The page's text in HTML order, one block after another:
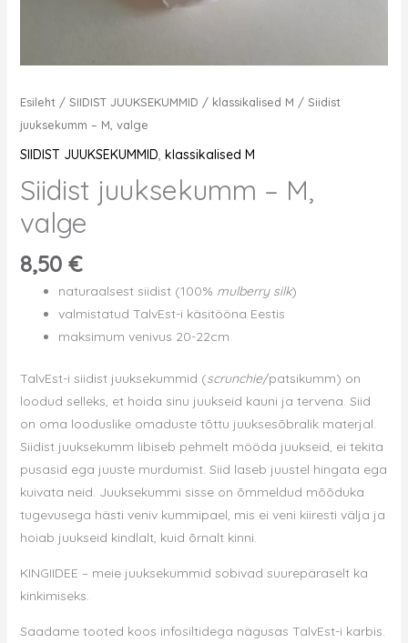
Esileht/ SIIDIST JUUKSEKUMMID / klassikalised M / Siidist
juuksekumm – M, valge
SIIDIST JUUKSEKUMMID, klassikalised M
Siidist juuksekumm – M,
valge
8,50 €
naturaalsest siidist (100% mulberry silk)
valmistatud TalvEst-i käsitööna Eestis
maksimum venivus 20-22cm
TalvEst-i siidist juuksekummid (scrunchie/patsikumm) on
loodud selleks, et hoida sinu juukseid kauni ja tervena. Siid
on oma looduslike omaduste tõttu juuksesõbralik materjal.
Siidist juuksekumm libiseb pehmelt mööda juukseid, ei tekita
pusasid ega juuste murdumist. Siid laseb juustel hingata ega
kuivata neid. Juuksekummi sisse on õmmeldud mõõduka
tugevusega hästi veniv kummipael, mis ei veni kiiresti välja ja
hoiab juukseid kindlalt, kuid õrnalt kinni.
KINGIIDEE – meie juuksekummid sobivad suurepäraselt ka
kinkimiseks.
Saadame tooted koos infosiltidega nägusas TalvEst-i karbis.